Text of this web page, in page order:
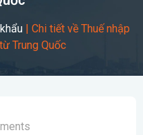
| Chi tiết về Thuế nhập
Trung Quốc